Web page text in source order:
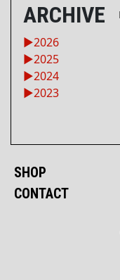
ARCHIVE
►2026
►2025
►2024
►2023
SHOP
CONTACT